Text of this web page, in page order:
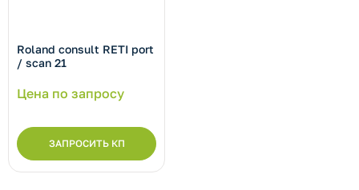
Roland consult RETI port
/ scan 21
Цена по запросу
ЗАПРОСИТЬ КП